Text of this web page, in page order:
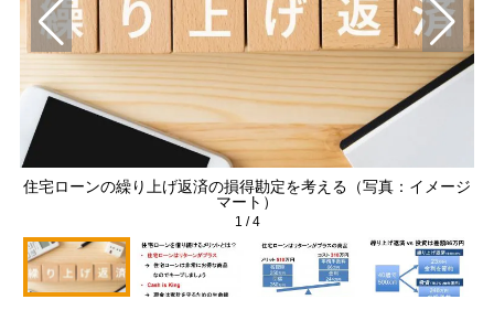
住宅ローンの繰り上げ返済の損得勘定を考える（写真：イメージ
マート）
1 /4